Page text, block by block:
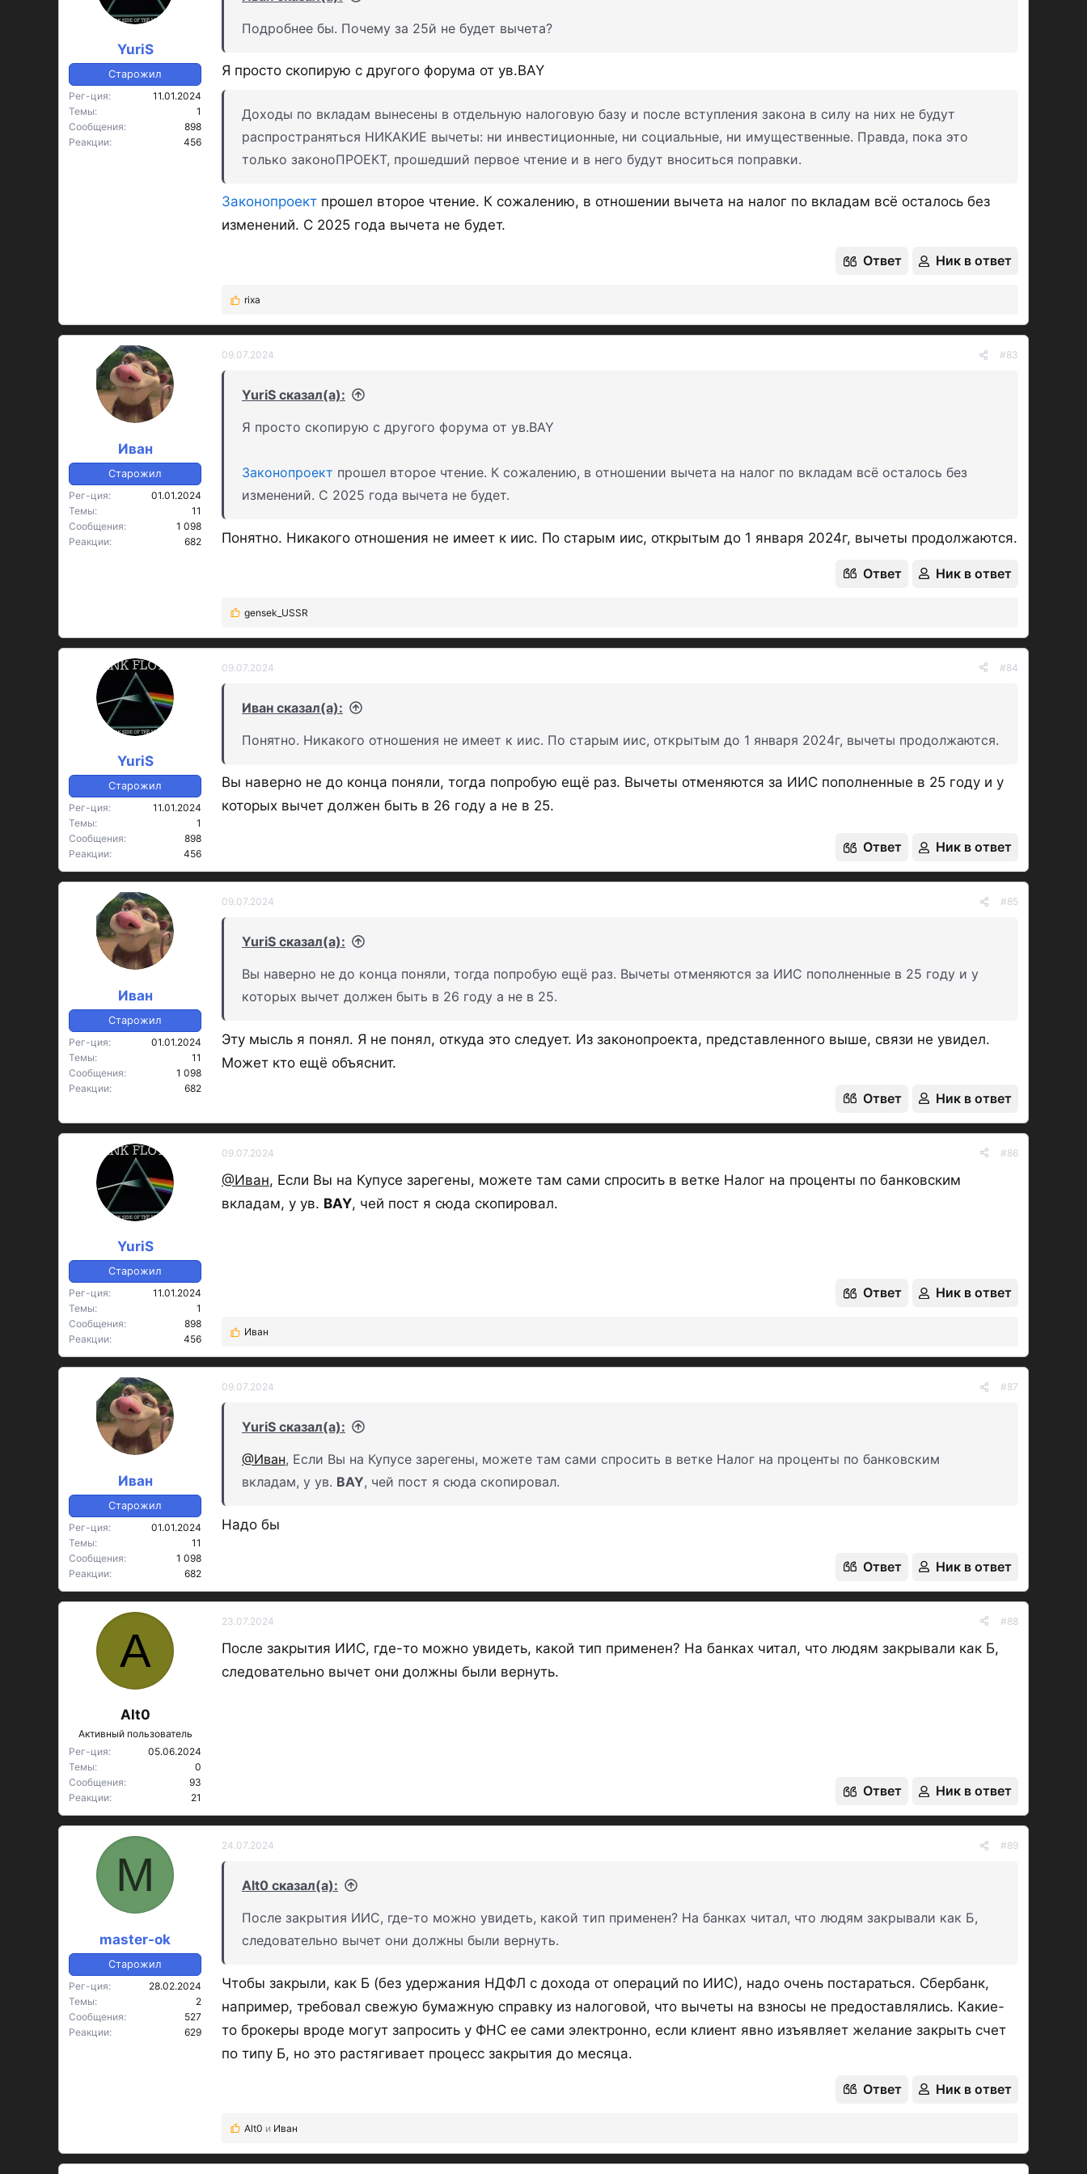
YuriS
Старожил
Рег-ция
11.01.2024
Темы
1
Сообщения
898
Реакции
456
Подробнее бы. Почему за 25й не будет вычета?
Я просто скопирую с другого форума от ув.BAY
Доходы по вкладам вынесены в отдельную налоговую базу и после вступления закона в силу на них не будут
распространяться НИКАКИЕ вычеты: ни инвестиционные, ни социальные, ни имущественные. Правда, пока это
только законоПРОЕКТ, прошедший первое чтение и в него будут вноситься поправки.
Законопроект прошел второе чтение. К сожалению, в отношении вычета на налог по вкладам всё осталось без
изменений. С 2025 года вычета не будет.
Ответ Ник в ответ
Р
е
а
к
rixa
OP
Иван
Старожил
Рег-ция
01.01.2024
Темы
11
Сообщения
1 098
Реакции
682
09.07.2024 #83
YuriS сказал(а):
Я просто скопирую с другого форума от ув.BAY
Законопроект прошел второе чтение. К сожалению, в отношении вычета на налог по вкладам всё осталось без
изменений. С 2025 года вычета не будет.
Понятно. Никакого отношения не имеет к иис. По старым иис, открытым до 1 января 2024г, вычеты продолжаются.
Ответ Ник в ответ
Р
а
к
gensek_USSR
YuriS
Старожил
Рег-ция
11.01.2024
Темы
1
Сообщения
898
Реакции
456
09.07.2024 #84
Иван сказал(а):
Понятно. Никакого отношения не имеет к иис. По старым иис, открытым до 1 января 2024г, вычеты продолжаются.
Вы наверно не до конца поняли, тогда попробую ещё раз. Вычеты отменяются за ИИС пополненные в 25 году и у
которых вычет должен быть в 26 году а не в 25.
Ответ Ник в ответ
OP
Иван
Старожил
Рег-ция
01.01.2024
Темы
11
Сообщения
1 098
Реакции
682
09.07.2024 #85
YuriS сказал(а):
Вы наверно не до конца поняли, тогда попробую ещё раз. Вычеты отменяются за ИИС пополненные в 25 году и у
которых вычет должен быть в 26 году а не в 25.
Эту мысль я понял. Я не понял, откуда это следует. Из законопроекта, представленного выше, связи не увидел.
Может кто ещё объяснит.
Ответ Ник в ответ
YuriS
Старожил
Рег-ция
11.01.2024
Темы
1
Сообщения
898
Реакции
456
09.07.2024 #86
@Иван, Если Вы на Купусе зарегены, можете там сами спросить в ветке Налог на проценты по банковским
вкладам, у ув. BAY, чей пост я сюда скопировал.
Ответ Ник в ответ
Р
е
а
к
Иван
OP
Иван
Старожил
Рег-ция
01.01.2024
Темы
11
Сообщения
1 098
Реакции
682
09.07.2024 #87
YuriS сказал(а):
@Иван, Если Вы на Купусе зарегены, можете там сами спросить в ветке Налог на проценты по банковским
вкладам, у ув. BAY, чей пост я сюда скопировал.
Надо бы
Ответ Ник в ответ
A
Alt0
Активный пользователь
Рег-ция
05.06.2024
Темы
0
Сообщения
93
Реакции
21
23.07.2024 #88
После закрытия ИИС, где-то можно увидеть, какой тип применен? На банках читал, что людям закрывали как Б,
следовательно вычет они должны были вернуть.
Ответ Ник в ответ
M
master-ok
Старожил
Рег-ция
28.02.2024
Темы
2
Сообщения
527
Реакции
629
24.07.2024 #89
Alt0 сказал(а):
После закрытия ИИС, где-то можно увидеть, какой тип применен? На банках читал, что людям закрывали как Б,
следовательно вычет они должны были вернуть.
Чтобы закрыли, как Б (без удержания НДФЛ с дохода от операций по ИИС), надо очень постараться. Сбербанк,
например, требовал свежую бумажную справку из налоговой, что вычеты на взносы не предоставлялись. Какие-
то брокеры вроде могут запросить у ФНС ее сами электронно, если клиент явно изъявляет желание закрыть счет
по типу Б, но это растягивает процесс закрытия до месяца.
Ответ Ник в ответ
Р
а
Alt0 и Иван